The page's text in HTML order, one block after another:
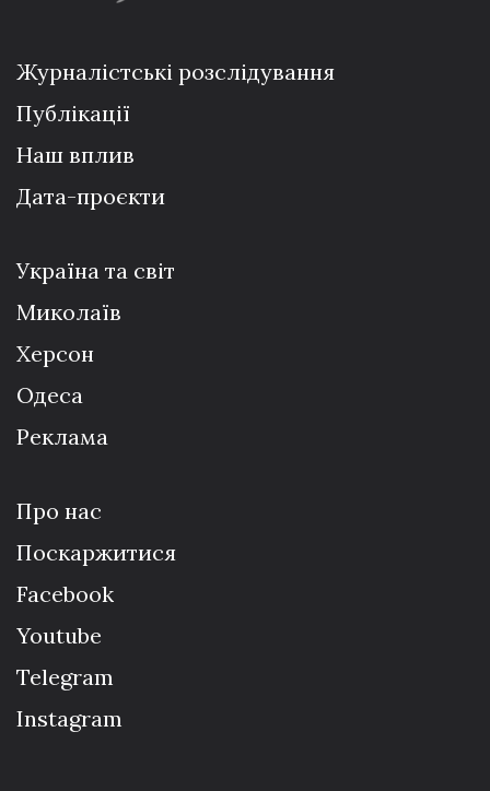
Журналістські розслідування
Публікації
Наш вплив
Дата-проєкти
Україна та світ
Миколаїв
Херсон
Одеса
Реклама
Про нас
Поскаржитися
Facebook
Youtube
Telegram
Instagram